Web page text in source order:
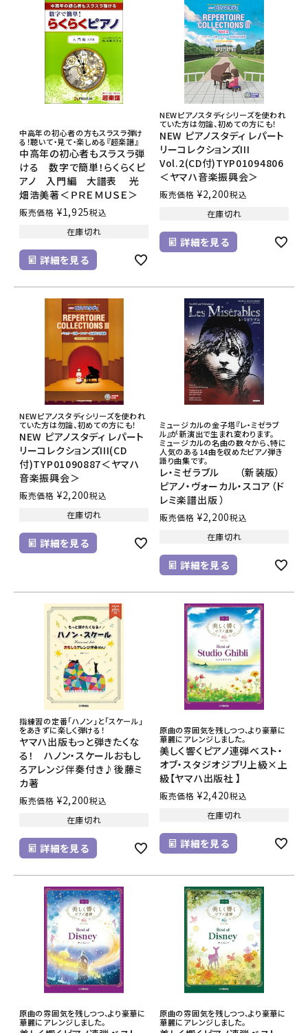
中高年の初心者の方もスラスラ弾け
る！聴いて・見て・楽しめる『超楽譜』
中高年の初心者もスラスラ弾
ける 数字で簡単！らくらくピ
アノ 入門編 大譜表 光
畑浩美著＜ＰＲＥＭＵＳＥ＞
販売価格 ¥1,925税込
在庫切れ
詳細を見る
NEWピアノスタディシリーズを使われ
ていた方は勿論、初めての方にも！
NEW ピアノスタディ レパート
リーコレクションズIII
Vol.2(CD付)TYP01094806
＜ヤマハ音楽振興会＞
販売価格 ¥2,200税込
在庫切れ
詳細を見る
NEWピアノスタディシリーズを使われ
ていた方は勿論、初めての方にも！
NEW ピアノスタディ レパート
リーコレクションズIII(CD
付)TYP01090887＜ヤマハ
音楽振興会＞
販売価格 ¥2,200税込
在庫切れ
詳細を見る
ミュージカルの金子塔『レ・ミゼラブ
ル』が新演出で生まれ変わります。
ミュージカルの名曲の数々から、特に
人気のある14曲を収めたピアノ弾き
語り曲集です。
レ・ミゼラブル （新装版）
ピアノ・ヴォーカル・スコア（ド
レミ楽譜出版 ）
販売価格 ¥2,200税込
在庫切れ
詳細を見る
指練習の定番「ハノン」と「スケール」
をあきずに楽しく弾ける！
ヤマハ出版もっと弾きたくな
る！ ハノン・スケールおもし
ろアレンジ伴奏付き♪後藤ミ
カ著
販売価格 ¥2,200税込
在庫切れ
詳細を見る
原曲の雰囲気を残しつつ、より豪華に
華麗にアレンジしました。
美しく響くピアノ連弾ベスト・
オブ・スタジオジブリ上級×上
級【ヤマハ出版社 】
販売価格 ¥2,420税込
在庫切れ
詳細を見る
原曲の雰囲気を残しつつ、より豪華に
華麗にアレンジしました。
原曲の雰囲気を残しつつ、より豪華に
華麗にアレンジしました。